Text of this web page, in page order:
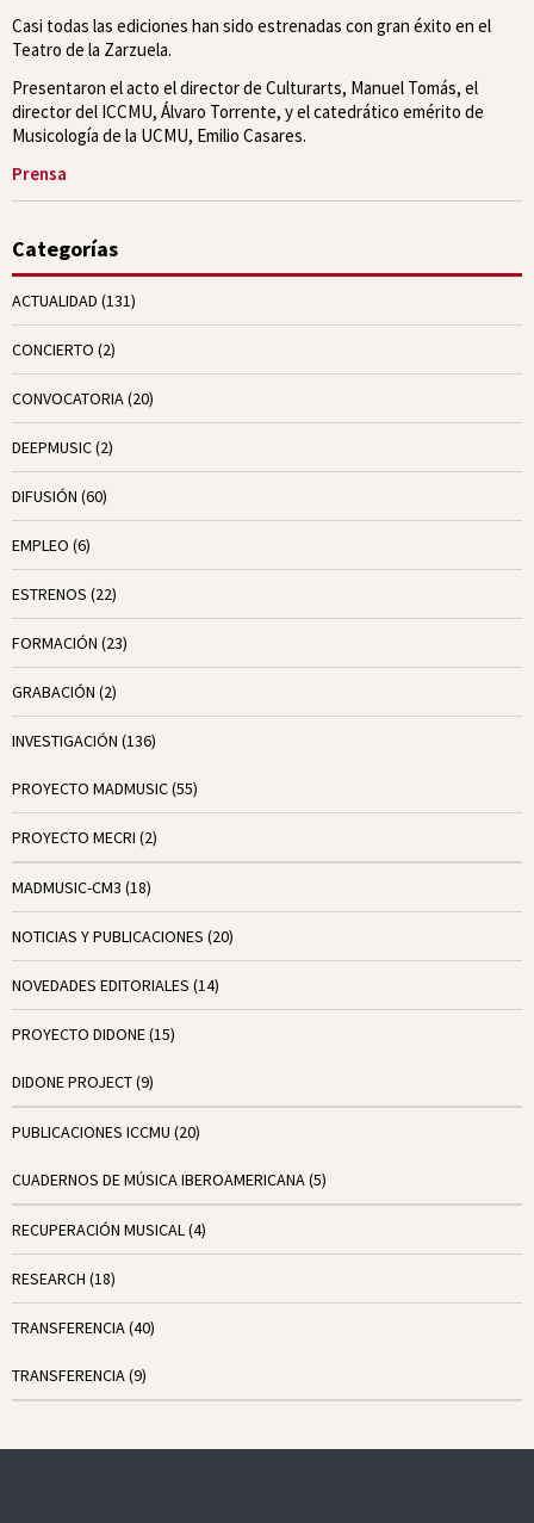
Casi todas las ediciones han sido estrenadas con gran éxito en el
Teatro de la Zarzuela.
Presentaron el acto el director de Culturarts, Manuel Tomás, el
director del ICCMU, Álvaro Torrente, y el catedrático emérito de
Musicología de la UCMU, Emilio Casares.
Prensa
Categorías
ACTUALIDAD (131)
CONCIERTO (2)
CONVOCATORIA(20)
DEEPMUSIC(2)
DIFUSIÓN (60)
EMPLEO (6)
ESTRENOS (22)
FORMACIÓN (23)
GRABACIÓN (2)
INVESTIGACIÓN (136)
PROYECTO MADMUSIC(55)
PROYECTO MECRI (2)
MADMUSIC-CM3 (18)
NOTICIAS Y PUBLICACIONES (20)
NOVEDADES EDITORIALES (14)
PROYECTO DIDONE(15)
DIDONE PROJECT(9)
PUBLICACIONES ICCMU (20)
CUADERNOS DE MÚSICA IBEROAMERICANA(5)
RECUPERACIÓN MUSICAL(4)
RESEARCH (18)
TRANSFERENCIA(40)
TRANSFERENCIA(9)